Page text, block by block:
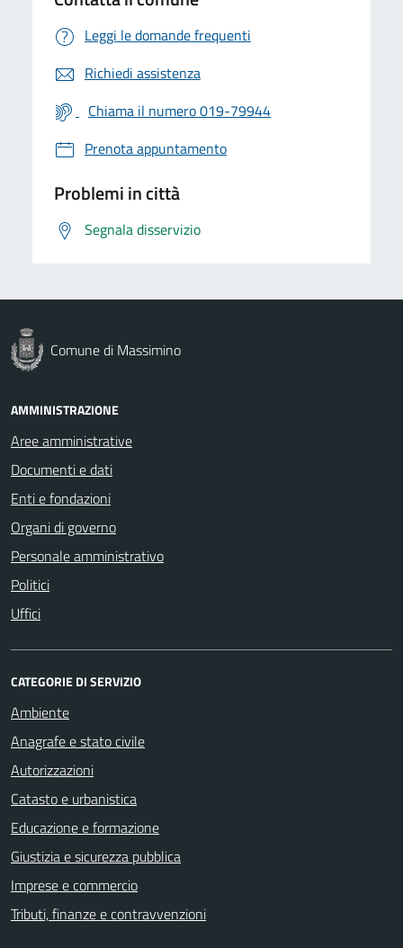
Leggi le domande frequenti
Richiedi assistenza
Chiama il numero 019-79944
Prenota appuntamento
Problemi in città
Segnala disservizio
Comune di Massimino
AMMINISTRAZIONE
Aree amministrative
Documenti e dati
Enti e fondazioni
Organi di governo
Personale amministrativo
Politici
Uffici
CATEGORIE DI SERVIZIO
Ambiente
Anagrafe e stato civile
Autorizzazioni
Catasto e urbanistica
Educazione e formazione
Giustizia e sicurezza pubblica
Imprese e commercio
Tributi, finanze e contravvenzioni